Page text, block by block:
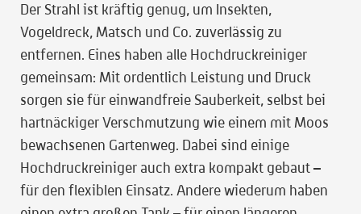
Der Strahl ist kräftig genug, um Insekten,
Vogeldreck, Matsch und Co. zuverlässig zu
entfernen. Eines haben alle Hochdruckreiniger
gemeinsam: Mit ordentlich Leistung und Druck
sorgen sie für einwandfreie Sauberkeit, selbst bei
hartnäckiger Verschmutzung wie einem mit Moos
bewachsenen Gartenweg. Dabei sind einige
Hochdruckreiniger auch extra kompakt gebaut –
für den flexiblen Einsatz. Andere wiederum haben